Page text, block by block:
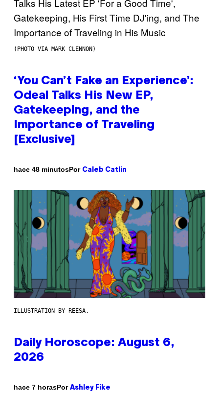
(PHOTO VIA MARK CLENNON)
‘You Can’t Fake an Experience’:
Odeal Talks His New EP,
Gatekeeping, and the
Importance of Traveling
[Exclusive]
hace 48 minutosPor Caleb Catlin
ILLUSTRATION BY REESA.
Daily Horoscope: August 6,
2026
hace 7 horasPor Ashley Fike